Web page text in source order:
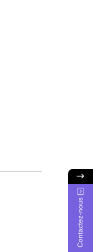
Contactez-nous